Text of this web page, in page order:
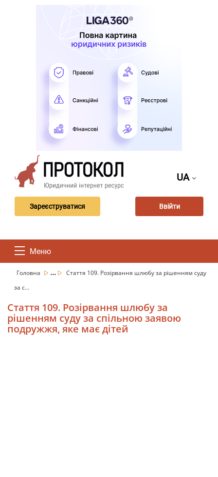
UA
Зареєструватися Ввійти
Меню
Головна ...
Стаття 109. Розірвання шлюбу за рішенням суду
за с...
Стаття 109. Розірвання шлюбу за
рішенням суду за спільною заявою
подружжя, яке має дітей